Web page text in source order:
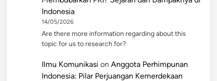
Indonesia
14/05/2026
Are there more information regarding about this
topic for us to research for?
Ilmu Komunikasi on Anggota Perhimpunan
Indonesia: Pilar Perjuangan Kemerdekaan